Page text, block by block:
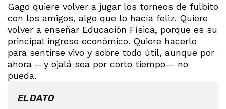
Gago quiere volver a jugar los torneos de fulbito
con los amigos, algo que lo hacía feliz. Quiere
volver a enseñar Educación Física, porque es su
principal ingreso económico. Quiere hacerlo
para sentirse vivo y sobre todo útil, aunque por
ahora —y ojalá sea por corto tiempo— no
pueda.
EL DATO